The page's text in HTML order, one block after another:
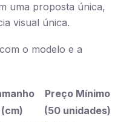
uma proposta única,
visual única.
o modelo e a
(cm)
Preço Mínimo
(50 unidades)